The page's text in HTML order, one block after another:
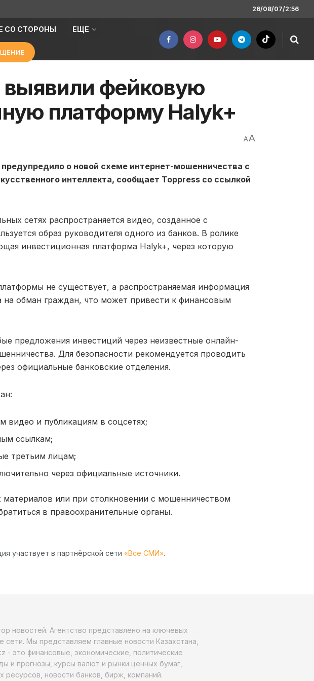
26/08/07/2:56
СО СТОРОНЫ ЕЩЕ
выявили фейковую
платформу Halyk+
AA
о новой схеме интернет-мошенничества с
интеллекта, сообщает Toppress со ссылкой
сетях распространяется видео, созданное с
образ руководителя одного из банков. В ролике
инвестиционная платформа Halyk+, через которую
не существует, а распространяемая информация
на обман граждан, что может привести к финансовым
предложения инвестиций через неизвестные онлайн-
Для безопасности рекомендуется проводить
официальные банковские отделения.
видео и публикациям в соцсетях;
ссылкам;
третьим лицам;
через официальные источники.
или при столкновении с мошенничеством
в правоохранительные органы.
участвует в партнёрской сети «Все СМИ».
новостей. Агентство представлено на ключевых
Мы представляем главные новости Казахстана,
это финансовые, экономические, политические
и прогнозы, курсы валют и рынки ценных бумаг,
новости банков, бирж, компаний.